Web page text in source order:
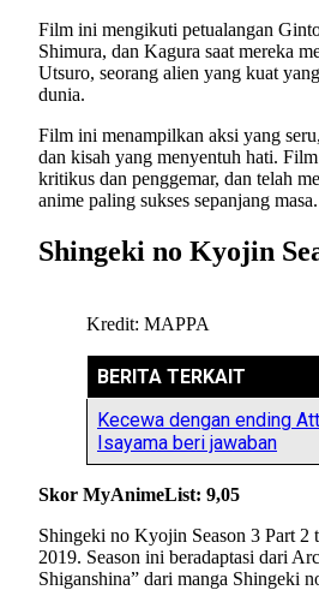
Film ini mengikuti petualangan
Shimura, dan Kagura saat mereka
Utsuro, seorang alien yang kuat
dunia.
Film ini menampilkan aksi yang
dan kisah yang menyentuh hati.
kritikus dan penggemar, dan telah
anime paling sukses sepanjang masa.
Shingeki no Kyojin
Kredit: MAPPA
BERITA TERKAIT
Kecewa dengan ending
Isayama beri jawaban
Skor MyAnimeList: 9,05
Shingeki no Kyojin Season 3 Part 2
2019. Season ini beradaptasi dari
Shiganshina” dari manga Shingeki